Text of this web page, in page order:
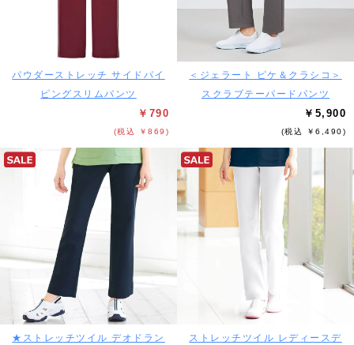
パウダーストレッチ サイドパイ
ピングスリムパンツ
￥790
(税込 ￥869)
＜ジェラート ピケ＆クラシコ＞
スクラブテーパードパンツ
￥5,900
(税込 ￥6,490)
★ストレッチツイル デオドラン ストレッチツイル レディースデ